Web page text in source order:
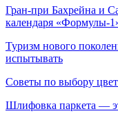
Гран-при Бахрейна и
календаря «Формулы-
Туризм нового
испытывать
Советы по выбору
Шлифовка паркета —